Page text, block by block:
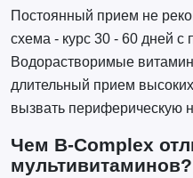
Постоянный прием не
схема - курс 30 - 60 дней
Водорастворимые
длительный прием
вызвать периферическую
Чем B-Complex
мультивитаминов?